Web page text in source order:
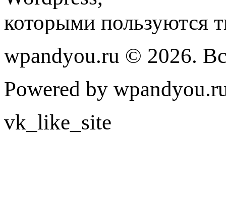
которыми пользуются
wpandyou.ru © 2026.
Powered by
vk_like_site